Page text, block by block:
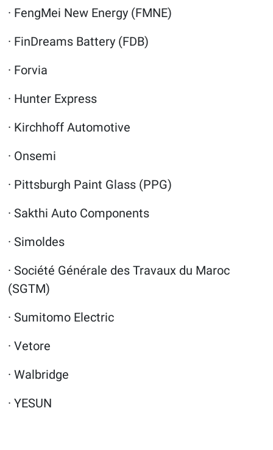
· FengMei New Energy (FMNE)
· FinDreams Battery (FDB)
· Forvia
· Hunter Express
· Kirchhoff Automotive
· Onsemi
· Pittsburgh Paint Glass (PPG)
· Sakthi Auto Components
· Simoldes
· Société Générale des Travaux du Maroc
(SGTM)
· Sumitomo Electric
· Vetore
· Walbridge
· YESUN